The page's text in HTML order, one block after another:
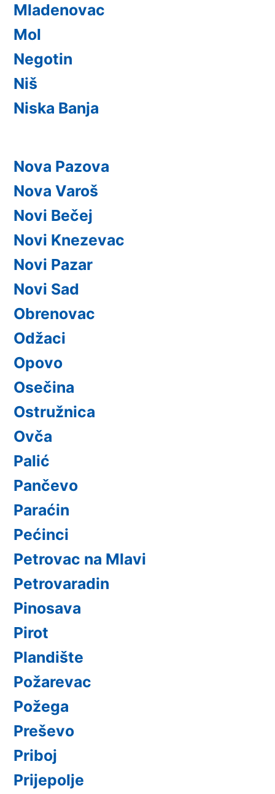
Mladenovac
Mol
Negotin
Niš
Niska Banja
Nova Pazova
Nova Varoš
Novi Bečej
Novi Knezevac
Novi Pazar
Novi Sad
Obrenovac
Odžaci
Opovo
Osečina
Ostružnica
Ovča
Palić
Pančevo
Paraćin
Pećinci
Petrovac na Mlavi
Petrovaradin
Pinosava
Pirot
Plandište
Požarevac
Požega
Preševo
Priboj
Prijepolje